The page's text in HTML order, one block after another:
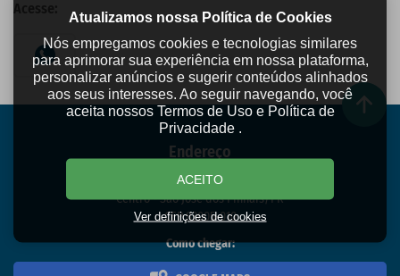
Endereço
Rua Izabel A Redentora, 1434
Centro - São José dos Pinhais/PR
CEP 83005-010
Como chegar:
Atualizamos nossa Política de Cookies
Nós empregamos cookies e tecnologias similares
para aprimorar sua experiência em nossa plataforma,
personalizar anúncios e sugerir conteúdos alinhados
aos seus interesses. Ao seguir navegando, você
aceita nossos Termos de Uso e Política de
Privacidade .
ACEITO
Ver definições de cookies